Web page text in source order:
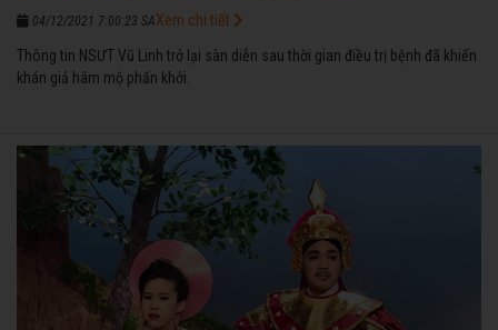
04/12/2021 7:00:23 SA
Thông tin NSƯT Vũ Linh trở lại sàn diễn sau thời gian điều trị bệnh đã khiến
khán giả hâm mộ phấn khởi.
Xem chi tiết